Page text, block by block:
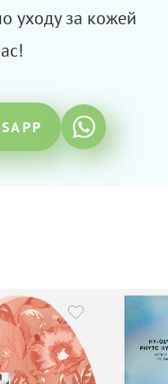
уходу за кожей